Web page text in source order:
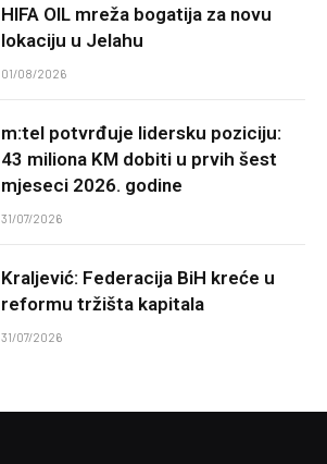
HIFA OIL mreža bogatija za novu
lokaciju u Jelahu
01/08/2026
m:tel potvrđuje lidersku poziciju:
43 miliona KM dobiti u prvih šest
mjeseci 2026. godine
31/07/2026
Kraljević: Federacija BiH kreće u
reformu tržišta kapitala
31/07/2026